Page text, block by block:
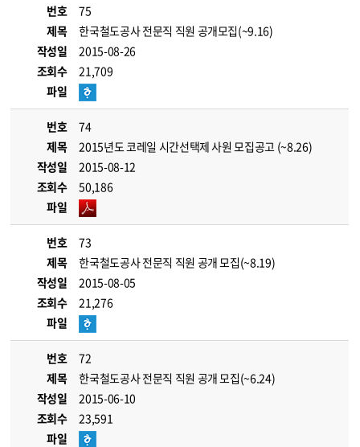
번호
75
제목
한국철도공사 전문직 직원 공개모집(~9.16)
작성일
2015-08-26
조회수
21,709
파일
번호
74
제목
2015년도 코레일 시간선택제 사원 모집공고 (~8.26)
작성일
2015-08-12
조회수
50,186
파일
번호
73
제목
한국철도공사 전문직 직원 공개 모집(~8.19)
작성일
2015-08-05
조회수
21,276
파일
번호
72
제목
한국철도공사 전문직 직원 공개 모집(~6.24)
작성일
2015-06-10
조회수
23,591
파일